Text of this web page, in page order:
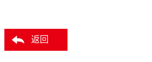
返回